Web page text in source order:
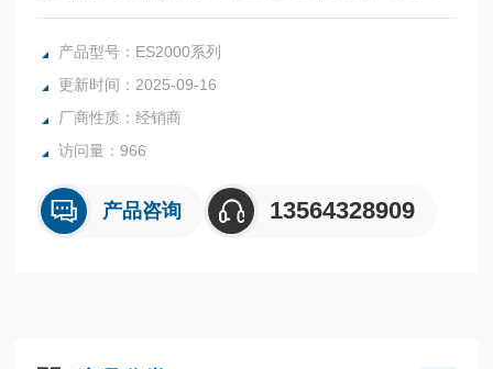
计用来减低所收集冷凝物中的油浓度。
产品型号：ES2000系列
更新时间：2025-09-16
厂商性质：经销商
访问量：966
产品咨询 13564328909